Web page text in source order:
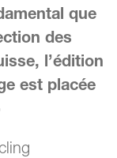
que
des
l’édition
est placée